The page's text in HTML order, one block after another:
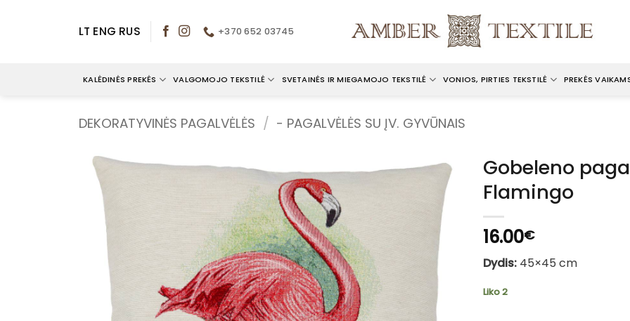
LT ENG RUS +370 652 03745
KALĖDINĖS PREKĖS VALGOMOJO TEKSTILĖ SVETAINĖS IR MIEGAMOJO TEKSTILĖ VONIOS, PIRTIES TEKSTILĖ PREKĖS
DEKORATYVINĖS PAGALVĖLĖS / - PAGALVĖLĖS SU ĮV. GYVŪNAIS
Gobeleno
Flamingo
16.00€
Dydis: 45×45 cm
Liko 2